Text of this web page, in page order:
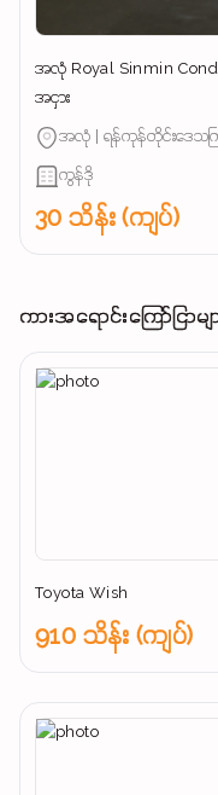
အလုံ Royal Sinmin Condo
အငှား
အလုံ | ရန်ကုန်တိုင်းဒေသက
ကွန်ဒို
30 သိန်း (ကျပ်)
ကားအရောင်းကြော်ငြာမျ
Toyota Wish
910 သိန်း (ကျပ်)